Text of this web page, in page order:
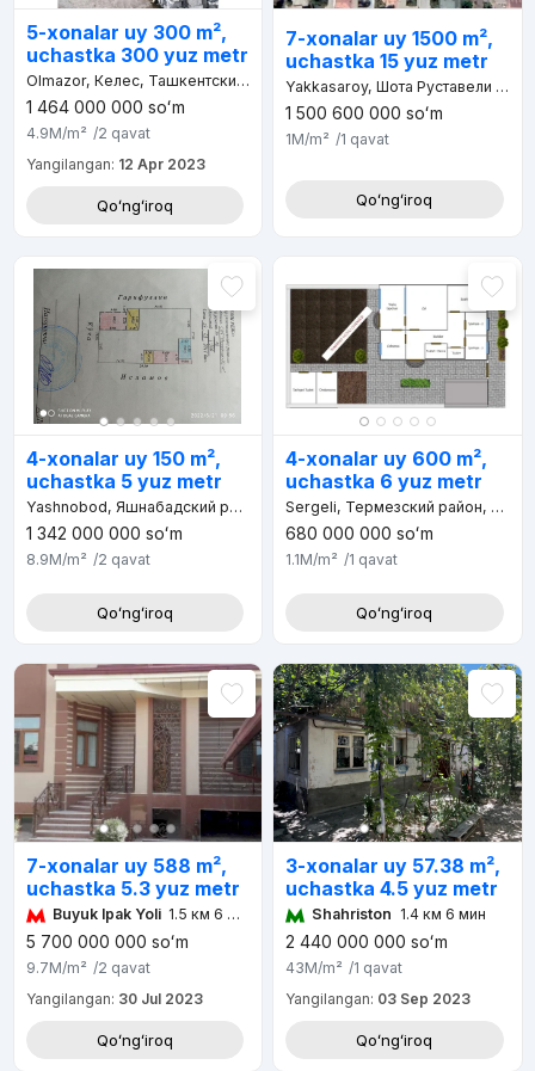
5-xonalar uy 300 m²,
uchastka 300 yuz metr
Olmazor, Келес, Ташкентский район
1 464 000 000 soʻm
4.9M/m² /2 qavat
Yangilangan: 12 Apr 2023
Qoʻngʻiroq
7-xonalar uy 1500 m²,
uchastka 15 yuz metr
Yakkasaroy, Шота Руставели улица, Хамид Сулейманов махалля
1 500 600 000 soʻm
1M/m² /1 qavat
Qoʻngʻiroq
4-xonalar uy 150 m²,
uchastka 5 yuz metr
Yashnobod, Яшнабадский район, Ташкент, 100000, Узбекистан
1 342 000 000 soʻm
8.9M/m² /2 qavat
Qoʻngʻiroq
4-xonalar uy 600 m²,
uchastka 6 yuz metr
Sergeli, Термезский район, Сурхандарьинская область, 190101, Узбекистан
680 000 000 soʻm
1.1M/m² /1 qavat
Qoʻngʻiroq
7-xonalar uy 588 m²,
uchastka 5.3 yuz metr
Buyuk Ipak Yoli 1.5 км 6 мин
5 700 000 000 soʻm
9.7M/m² /2 qavat
Yangilangan: 30 Jul 2023
Qoʻngʻiroq
3-xonalar uy 57.38 m²,
uchastka 4.5 yuz metr
Shahriston 1.4 км 6 мин
2 440 000 000 soʻm
43M/m² /1 qavat
Yangilangan: 03 Sep 2023
Qoʻngʻiroq